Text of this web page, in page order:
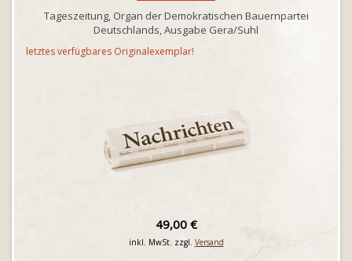
Tageszeitung, Organ der Demokratischen Bauernpartei
Deutschlands, Ausgabe Gera/Suhl
letztes verfügbares Originalexemplar!
49,00 €
inkl. MwSt. zzgl. Versand